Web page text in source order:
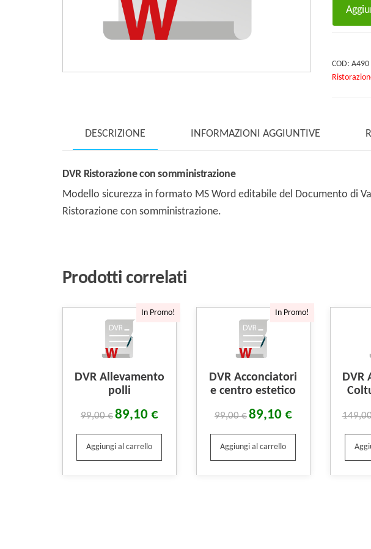
quantità
COD: A490
DESCRIZIONE INFORMAZIONI AGGIUNTIVE
DVR Ristorazione con somministrazione
Modello sicurezza in formato MS Word editabile del Documento di
Ristorazione con somministrazione.
Prodotti correlati
In Promo!
DVR Allevamento
polli
99,00€89,10 €
Aggiungi al carrello
In Promo!
DVR Acconciatori
e centro estetico
99,00€89,10 €
Aggiungi al carrello
DVR